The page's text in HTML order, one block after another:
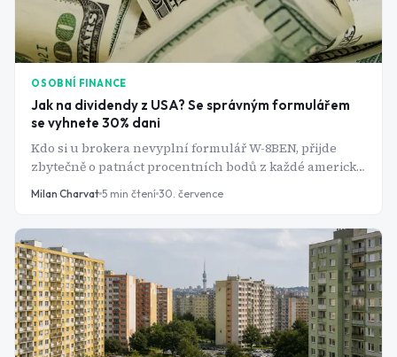
OSOBNÍ FINANCE
Jak na dividendy z USA? Se správným formulářem
se vyhnete 30% dani
Kdo si u brokera nevyplní formulář W-8BEN, přijde
zbytečně o patnáct procentních bodů z každé americké
dividendy - a v Česku si je zpětně nikdo nezapočte. Jak
Milan Charvat 5 min čtení 30. července